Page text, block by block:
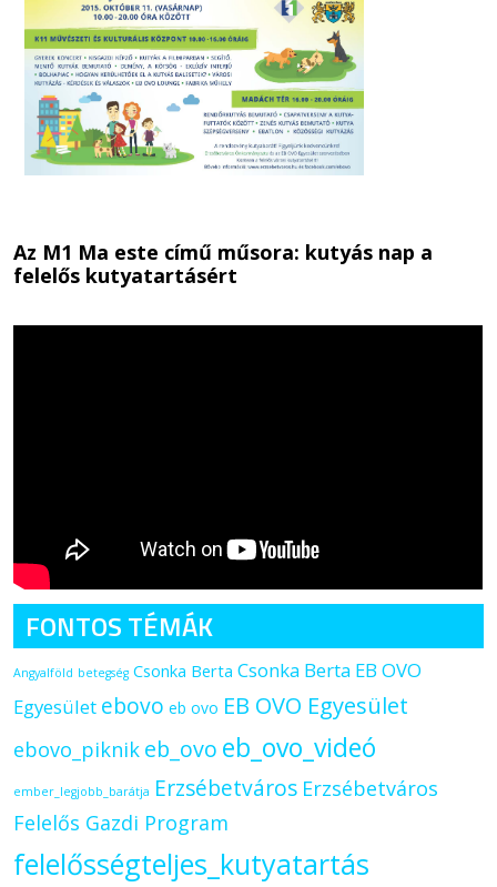
Az M1 Ma este című műsora: kutyás nap a
felelős kutyatartásért
FONTOS TÉMÁK
Angyalföld betegség Csonka Berta Csonka Berta EB OVO
Egyesület ebovo eb ovo EB OVO Egyesület
ebovo_piknik eb_ovo eb_ovo_videó
ember_legjobb_barátja Erzsébetváros Erzsébetváros
Felelős Gazdi Program
felelősségteljes_kutyatartás